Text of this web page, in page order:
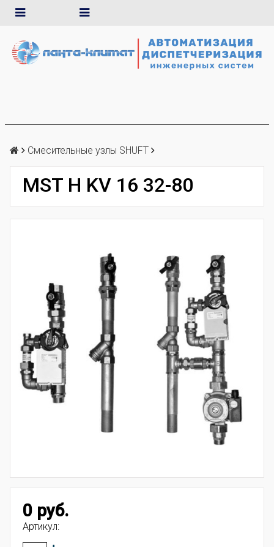
Смесительные узлы SHUFT
MST Н KV 16 32-80
0 руб.
Артикул: